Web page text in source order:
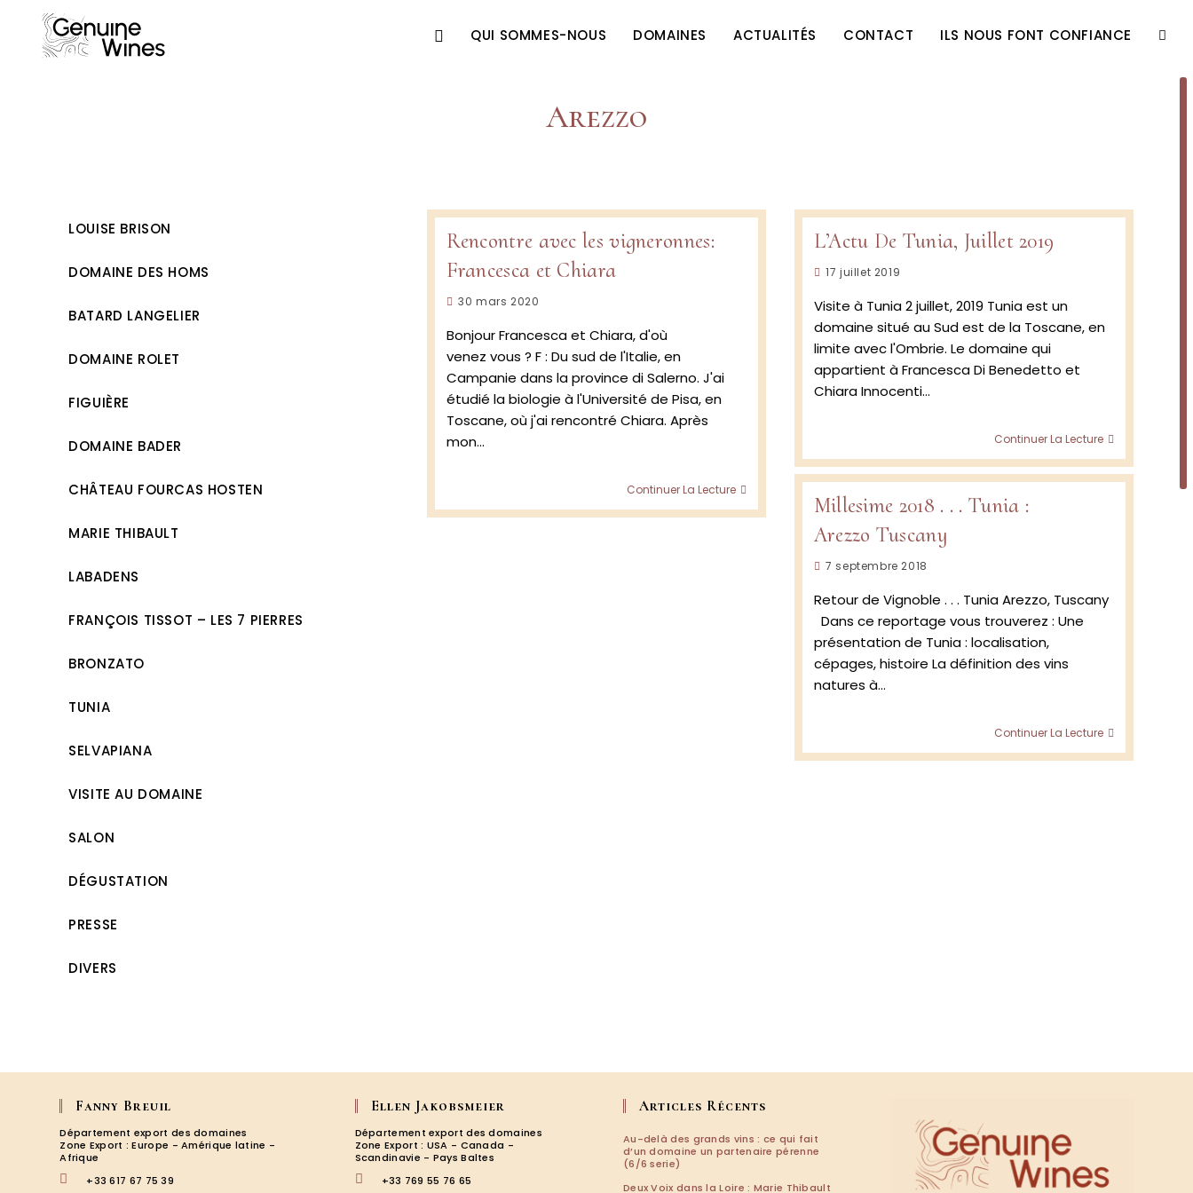
content
QUI SOMMES-NOUS DOMAINES ACTUALITÉS CONTACT ILS NOUS FONT CONFIANCE
Arezzo
LOUISE BRISON
DOMAINE DES HOMS
BATARD LANGELIER
DOMAINE ROLET
FIGUIÈRE
DOMAINE BADER
CHÂTEAU FOURCAS HOSTEN
MARIE THIBAULT
LABADENS
FRANÇOIS TISSOT – LES 7 PIERRES
BRONZATO
TUNIA
SELVAPIANA
VISITE AU DOMAINE
SALON
DÉGUSTATION
PRESSE
DIVERS
Rencontre avec les vigneronnes:
Francesca et Chiara
Publication
30 mars 2020
Bonjour Francesca et Chiara, d'où
venez vous ? F : Du sud de l'Italie, en
Campanie dans la province di Salerno. J'ai
étudié la biologie à l'Université de Pisa, en
Toscane, où j'ai rencontré Chiara. Après
mon…
Continuer La Lecture
Rencontre
les
vigneronnes:
L’Actu De Tunia, Juillet 2019
Publication
17 juillet 2019
Visite à Tunia 2 juillet, 2019 Tunia est un
domaine situé au Sud est de la Toscane, en
limite avec l'Ombrie. Le domaine qui
appartient à Francesca Di Benedetto et
Chiara Innocenti…
Continuer La Lecture
Tunia,
Juillet
Millesime 2018 . . . Tunia :
Arezzo Tuscany
Publication
7 septembre 2018
Retour de Vignoble . . . Tunia Arezzo, Tuscany
Dans ce reportage vous trouverez : Une
présentation de Tunia : localisation,
cépages, histoire La définition des vins
natures à…
Continuer La Lecture
.
Fanny Breuil
Département export des domaines
Zone Export : Europe - Amérique latine -
Afrique
+33 617 67 75 39
Ellen Jakobsmeier
Département export des domaines
Zone Export : USA - Canada -
Scandinavie - Pays Baltes
+33 769 55 76 65
Articles Récents
Au-delà des grands vins : ce qui fait
d’un domaine un partenaire pérenne
(6/6 serie)
Deux Voix dans la Loire : Marie Thibault